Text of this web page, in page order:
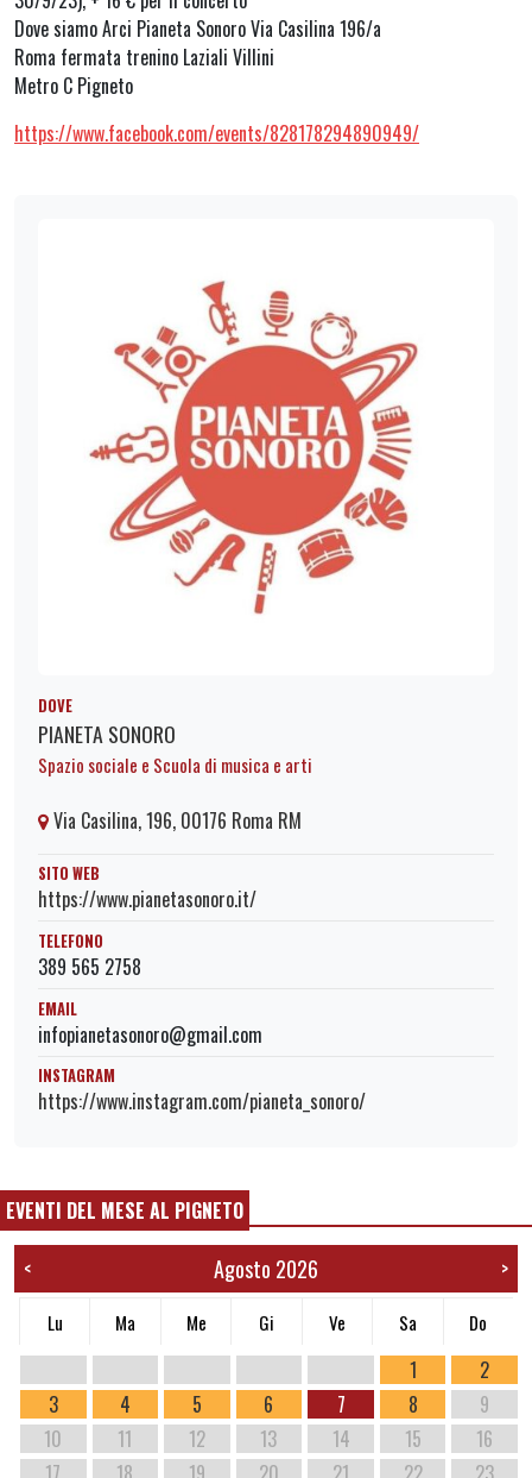
Dove siamo Arci Pianeta Sonoro Via Casilina 196/a
Roma fermata trenino Laziali Villini
Metro C Pigneto
https://www.facebook.com/events/828178294890949/
DOVE
PIANETA SONORO
Spazio sociale e Scuola di musica e arti
Via Casilina, 196, 00176 Roma RM
SITO WEB
https://www.pianetasonoro.it/
TELEFONO
389 565 2758
EMAIL
infopianetasonoro@gmail.com
INSTAGRAM
https://www.instagram.com/pianeta_sonoro/
EVENTI DEL MESE AL PIGNETO
< Agosto 2026 >
Lu Ma Me Gi Ve Sa Do
1
2
3
4 5 6 7 8
9
10
11 12 13 14 15
16